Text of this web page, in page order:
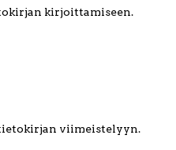
kirjoittamiseen.
viimeistelyyn.